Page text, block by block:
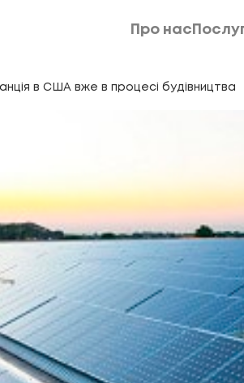
Про нас
в США вже в процесі будівництва